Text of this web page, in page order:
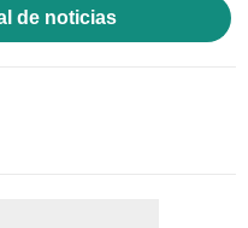
de noticias